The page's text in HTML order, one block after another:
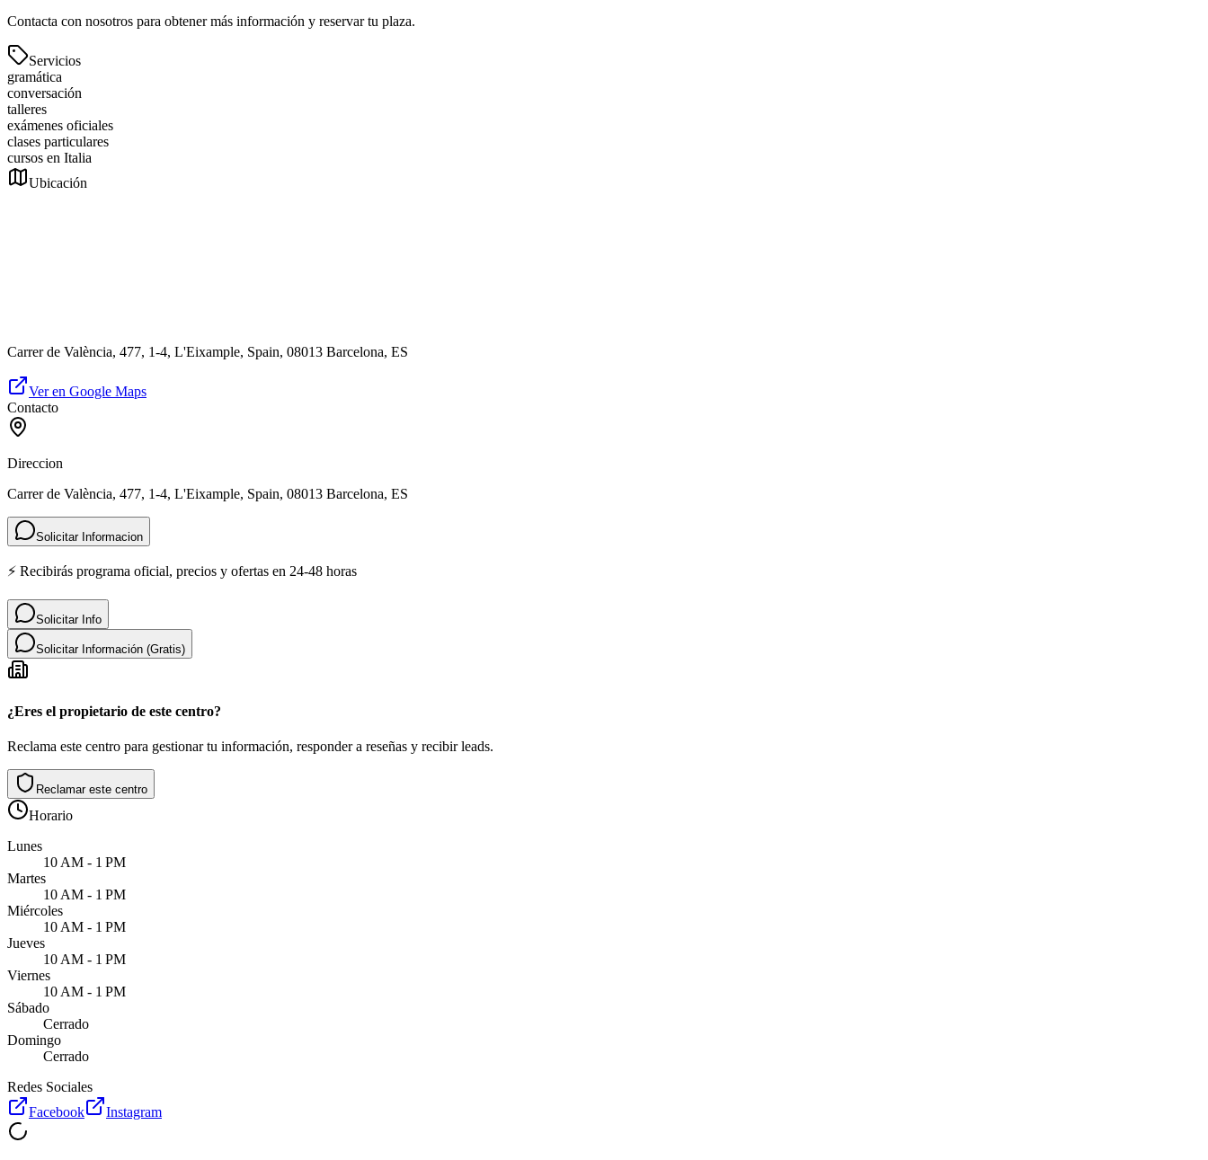
Contacta con nosotros para obtener más información y reservar tu plaza.
Servicios
gramática
conversación
talleres
exámenes oficiales
clases particulares
cursos en Italia
Ubicación
Carrer de València, 477, 1-4, L'Eixample, Spain, 08013 Barcelona, ES
Ver en Google Maps
Contacto
Direccion
Carrer de València, 477, 1-4, L'Eixample, Spain, 08013 Barcelona, ES
Solicitar Informacion
⚡ Recibirás programa oficial, precios y ofertas en 24-48 horas
Solicitar Info
Solicitar Información (Gratis)
¿Eres el propietario de este centro?
Reclama este centro para gestionar tu información, responder a reseñas y recibir leads.
Reclamar este centro
Horario
Lunes
10 AM - 1 PM
Martes
10 AM - 1 PM
Miércoles
10 AM - 1 PM
Jueves
10 AM - 1 PM
Viernes
10 AM - 1 PM
Sábado
Cerrado
Domingo
Cerrado
Redes Sociales
Facebook
Instagram